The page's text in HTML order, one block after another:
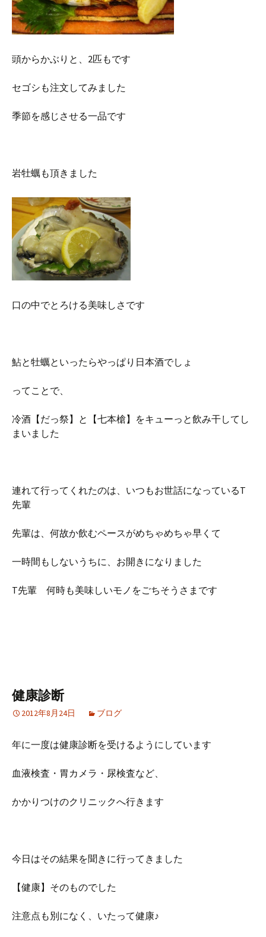
頭からかぶりと、2匹もです
セゴシも注文してみました
季節を感じさせる一品です
岩牡蠣も頂きました
口の中でとろける美味しさです
鮎と牡蠣といったらやっぱり日本酒でしょ
ってことで、
冷酒【だっ祭】と【七本槍】をキューっと飲み干してし
まいました
連れて行ってくれたのは、いつもお世話になっているT
先輩
先輩は、何故か飲むペースがめちゃめちゃ早くて
一時間もしないうちに、お開きになりました
T先輩 何時も美味しいモノをごちそうさまです
健康診断
2012年8月24日 ブログ
年に一度は健康診断を受けるようにしています
血液検査・胃カメラ・尿検査など、
かかりつけのクリニックへ行きます
今日はその結果を聞きに行ってきました
【健康】そのものでした
注意点も別になく、いたって健康♪